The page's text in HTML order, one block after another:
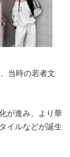
当時の若者文
が進み、より華
イルなどが誕生